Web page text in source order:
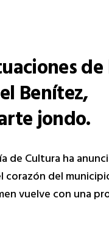
Benítez,
jondo.
de Cultura ha
del
vuelve con una